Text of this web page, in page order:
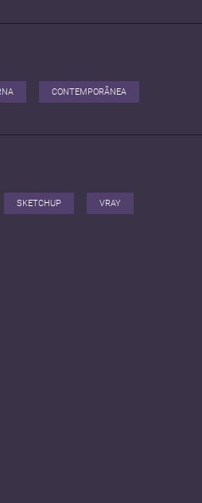
uma vida melhor para cada
CONTEMPORÂNEA
SKETCHUP VRAY